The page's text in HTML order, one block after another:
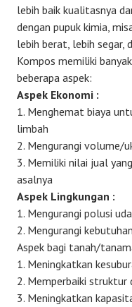
lebih baik kualitasnya
dengan pupuk kimia,
lebih berat, lebih segar,
Kompos memiliki
beberapa aspek:
Aspek Ekonomi :
1. Menghemat biaya
limbah
2. Mengurangi volume/
3. Memiliki nilai jual
asalnya
Aspek Lingkungan :
1. Mengurangi polusi
2. Mengurangi
Aspek bagi tanah/
1. Meningkatkan
2. Memperbaiki
3. Meningkatkan